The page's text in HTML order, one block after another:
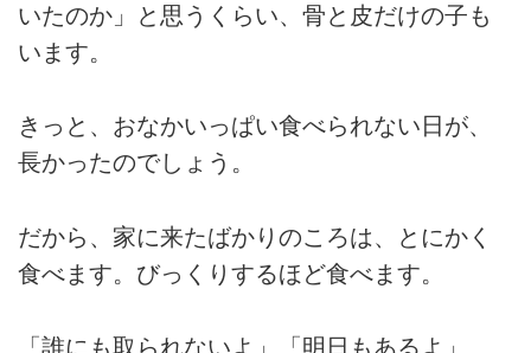
いたのか」と思うくらい、骨と皮だけの子も
います。
きっと、おなかいっぱい食べられない日が、
長かったのでしょう。
だから、家に来たばかりのころは、とにかく
食べます。びっくりするほど食べます。
「誰にも取られないよ」「明日もあるよ」